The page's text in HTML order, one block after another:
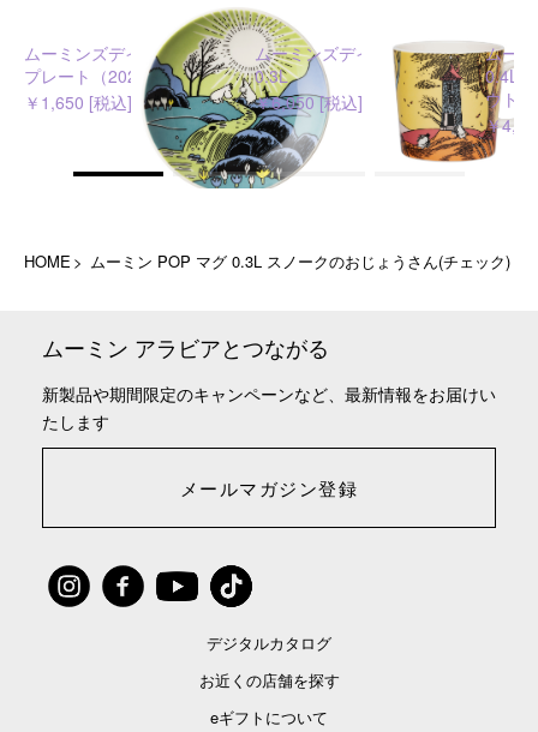
ムーミンズデイ 2026 ミニ
プレート（2024）
￥1,650 [税込]
ムーミンズデイ 2026 マグ
0.3L
￥6,050 [税込]
ムー
0.4L
ウト
￥
HOME ムーミン POP マグ 0.3L スノークのおじょうさん(チェック)
ムーミン アラビアとつながる
新製品や期間限定のキャンペーンなど、最新情報をお届けい
たします
メールマガジン登録
デジタルカタログ
お近くの店舗を探す
eギフトについて